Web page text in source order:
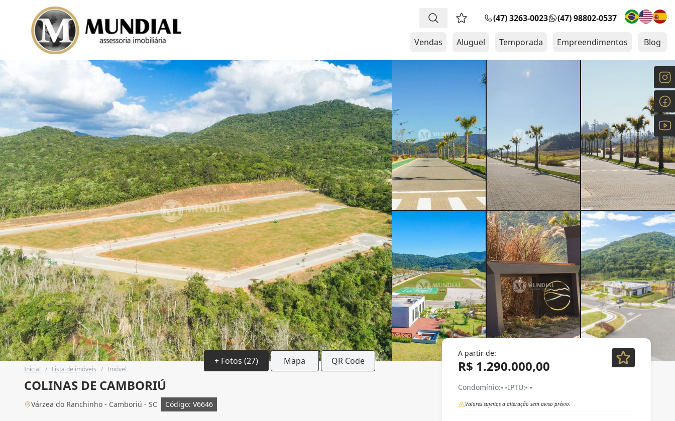
Favoritos (0 itens)
(47) 3263-0023 (47) 98802-0537
Vendas Aluguel Temporada Empreendimentos Blog
+ Fotos (27) Mapa QR Code
Inicial / Lista de imóveis / Imóvel
COLINAS DE CAMBORIÚ
Várzea do Ranchinho - Camboriú - SC Código: V6646
A partir de:
R$ 1.290.000,00
Condomínio:- -IPTU:- -
Valores sujeitos a alteração sem aviso prévio.